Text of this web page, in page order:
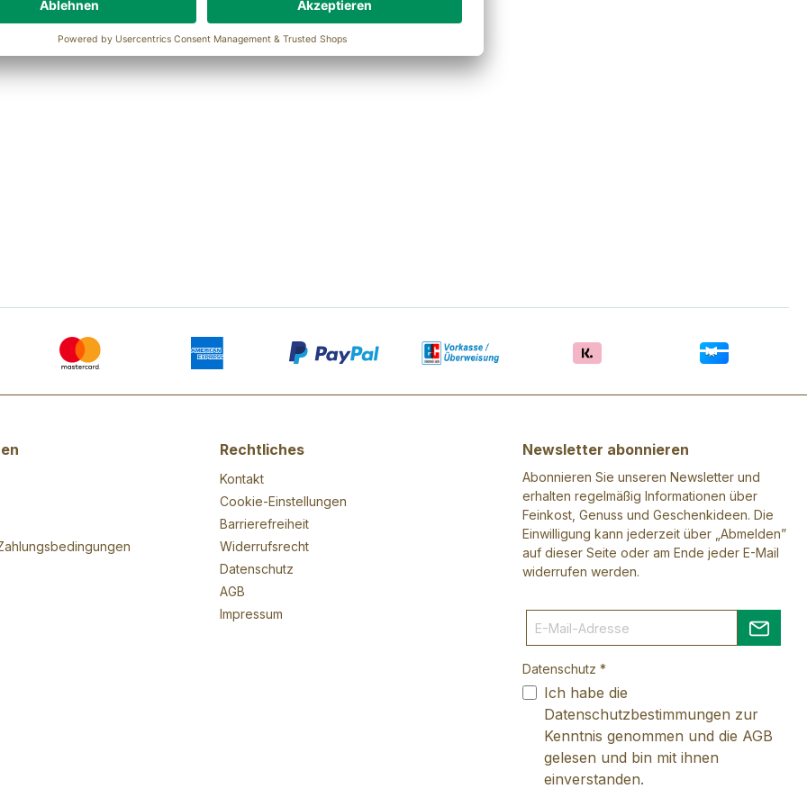
Rechtliches
Kontakt
Cookie-Einstellungen
Barrierefreiheit
Widerrufsrecht
Datenschutz
AGB
Impressum
Newsletter abonnieren
Abonnieren Sie unseren Newsletter und
erhalten regelmäßig Informationen über
Feinkost, Genuss und Geschenkideen. Die
Einwilligung kann jederzeit über „Abmelden”
auf dieser Seite oder am Ende jeder E-Mail
widerrufen werden.
Datenschutz *
Ich habe die
Datenschutzbestimmungen zur
Kenntnis genommen und die AGB
gelesen und bin mit ihnen
einverstanden.